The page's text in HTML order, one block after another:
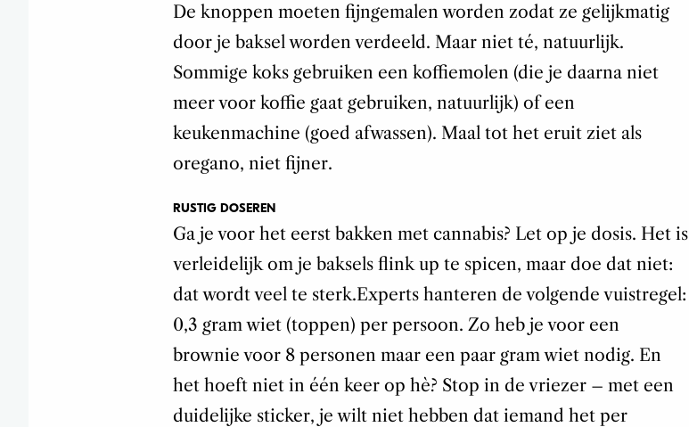
De knoppen moeten fijngemalen worden zodat ze gelijkmatig
door je baksel worden verdeeld. Maar niet té, natuurlijk.
Sommige koks gebruiken een koffiemolen (die je daarna niet
meer voor koffie gaat gebruiken, natuurlijk) of een
keukenmachine (goed afwassen). Maal tot het eruit ziet als
oregano, niet fijner.
RUSTIG DOSEREN
Ga je voor het eerst bakken met cannabis? Let op je dosis. Het is
verleidelijk om je baksels flink up te spicen, maar doe dat niet:
dat wordt veel te sterk.Experts hanteren de volgende vuistregel:
0,3 gram wiet (toppen) per persoon. Zo heb je voor een
brownie voor 8 personen maar een paar gram wiet nodig. En
het hoeft niet in één keer op hè? Stop in de vriezer – met een
duidelijke sticker, je wilt niet hebben dat iemand het per